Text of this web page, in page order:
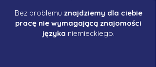
Bez problemu znajdziemy dla ciebie
pracę nie wymagającą znajomości
języka niemieckiego.